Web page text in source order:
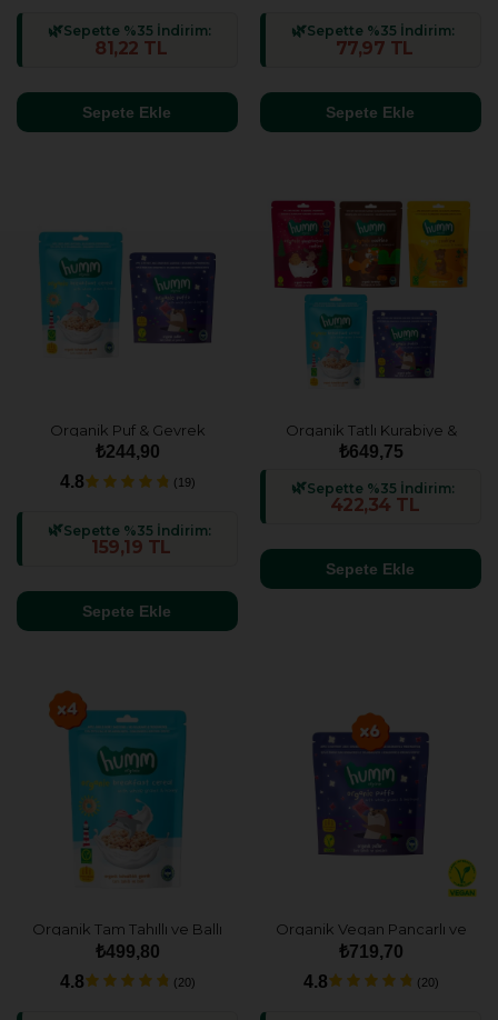
Sepette %35 İndirim:
81,22 TL
Sepete Ekle
Sepette %35 İndirim:
77,97 TL
Sepete Ekle
Organik Puf & Gevrek
Atıştırmalık Paketi - 2 adet (2
çeşit)
₺244,90
4.8
(19)
Sepette %35 İndirim:
159,19 TL
Sepete Ekle
Organik Tatlı Kurabiye &
Gevrek & Puf Atıştırmalık
₺649,75
Sepette %35 İndirim:
422,34 TL
Sepete Ekle
Organik Tam Tahıllı ve Ballı
Kahvaltılık Gevrek
Atıştırmalık Paketi - 4 adet
₺499,80
4.8
(20)
Organik Vegan Pancarlı ve
Tam Tahıllı Puflar Atıştırmalık
Paketi - 6 adet
₺719,70
4.8
(20)